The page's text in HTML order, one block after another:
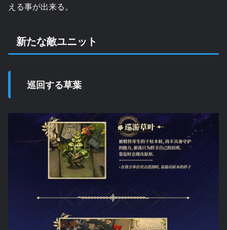
える事が出来る。
新たな敵ユニット
巡回する草葉